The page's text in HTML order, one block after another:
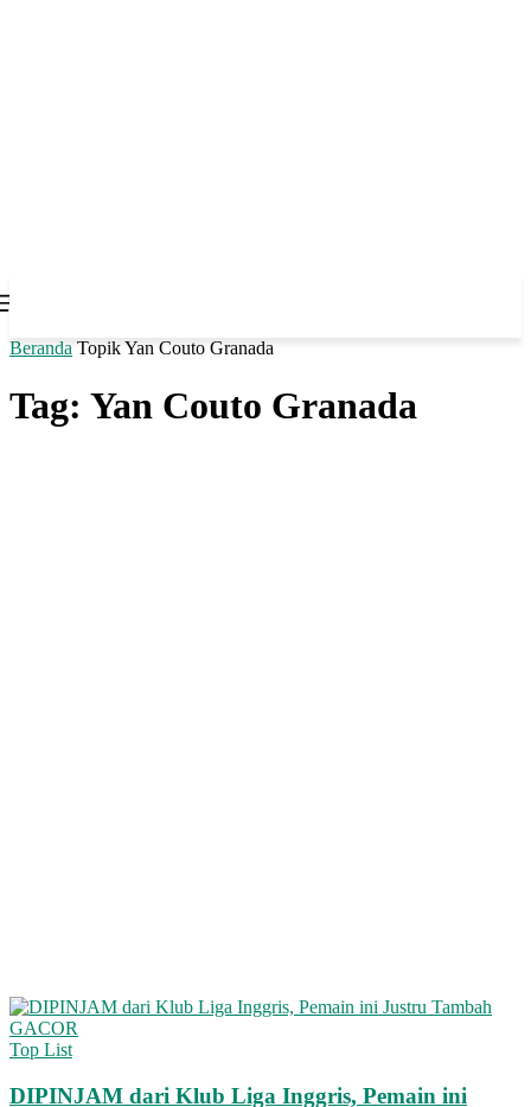
Beranda TopikYan Couto Granada
Tag: Yan Couto Granada
Top List
DIPINJAM dari Klub Liga Inggris, Pemain ini